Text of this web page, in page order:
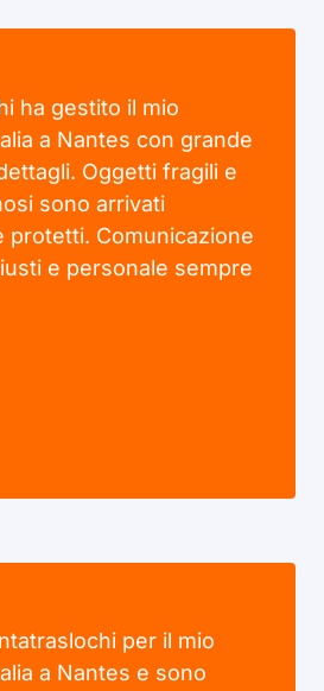
ha gestito il mio
a Nantes con grande
Oggetti fragili e
sono arrivati
protetti. Comunicazione
e personale sempre
per il mio
a Nantes e sono